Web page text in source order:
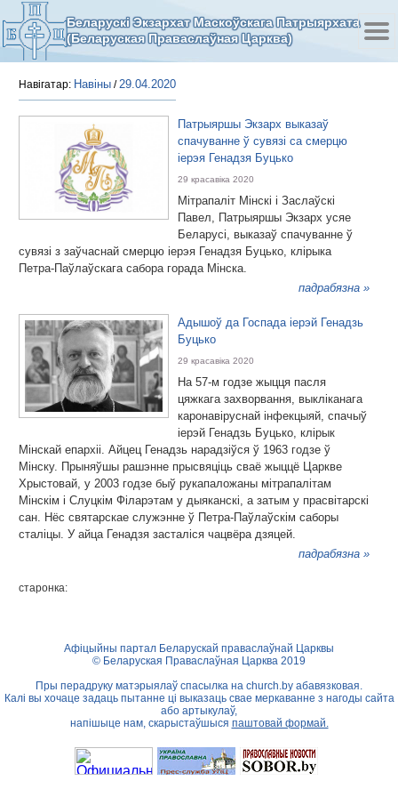
Беларускі Экзархат Маскоўскага Патрыярхата
(Беларуская Праваслаўная Царква)
Навігатар: Навіны /29.04.2020
Патрыяршы Экзарх выказаў
спачуванне ў сувязі са смерцю
іерэя Генадзя Буцько
29 красавіка 2020
Мітрапаліт Мінскі і Заслаўскі
Павел, Патрыяршы Экзарх усяе
Беларусі, выказаў спачуванне ў
сувязі з заўчаснай смерцю іерэя Генадзя Буцько, клірыка
Петра-Паўлаўскага сабора горада Мінска.
падрабязна »
Адышоў да Госпада іерэй Генадзь
Буцько
29 красавіка 2020
На 57-м годзе жыцця пасля
цяжкага захворвання, выкліканага
каронавіруснай інфекцыяй, спачыў
іерэй Генадзь Буцько, клірык
Мінскай епархіі. Айцец Генадзь нарадзіўся ў 1963 годзе ў
Мінску. Прыняўшы рашэнне прысвяціць сваё жыццё Царкве
Хрыстовай, у 2003 годзе быў рукапаложаны мітрапалітам
Мінскім і Слуцкім Філарэтам у дыяканскі, а затым у прасвітарскі
сан. Нёс святарскае служэнне ў Петра-Паўлаўскім саборы
сталіцы. У айца Генадзя засталіся чацвёра дзяцей.
падрабязна »
старонка:
Афіцыйны партал Беларускай праваслаўнай Царквы
© Беларуская Праваслаўная Царква 2019
Пры перадруку матэрыялаў спасылка на church.by абавязковая.
Калі вы хочаце задаць пытанне ці выказаць свае меркаванне з нагоды сайта
або артыкулаў,
напішыце нам, скарыстаўшыся паштовай формай.